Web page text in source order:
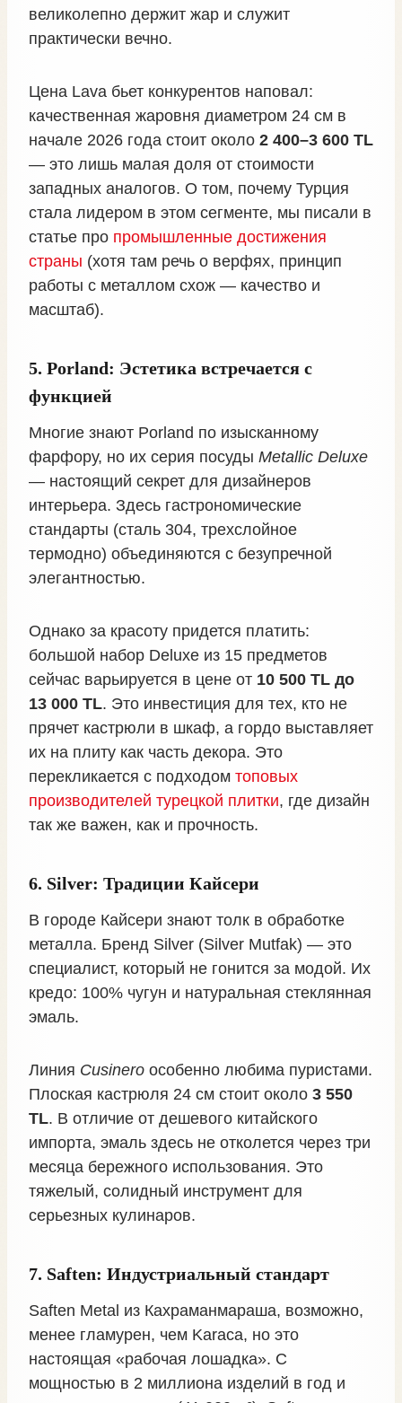
великолепно держит жар и служит
практически вечно.
Цена Lava бьет конкурентов наповал:
качественная жаровня диаметром 24 см в
начале 2026 года стоит около 2 400–3 600 TL
— это лишь малая доля от стоимости
западных аналогов. О том, почему Турция
стала лидером в этом сегменте, мы писали в
статье про промышленные достижения
страны (хотя там речь о верфях, принцип
работы с металлом схож — качество и
масштаб).
5. Porland: Эстетика встречается с
функцией
Многие знают Porland по изысканному
фарфору, но их серия посуды Metallic Deluxe
— настоящий секрет для дизайнеров
интерьера. Здесь гастрономические
стандарты (сталь 304, трехслойное
термодно) объединяются с безупречной
элегантностью.
Однако за красоту придется платить:
большой набор Deluxe из 15 предметов
сейчас варьируется в цене от 10 500 TL до
13 000 TL. Это инвестиция для тех, кто не
прячет кастрюли в шкаф, а гордо выставляет
их на плиту как часть декора. Это
перекликается с подходом топовых
производителей турецкой плитки, где дизайн
так же важен, как и прочность.
6. Silver: Традиции Кайсери
В городе Кайсери знают толк в обработке
металла. Бренд Silver (Silver Mutfak) — это
специалист, который не гонится за модой. Их
кредо: 100% чугун и натуральная стеклянная
эмаль.
Линия Cusinero особенно любима пуристами.
Плоская кастрюля 24 см стоит около 3 550
TL. В отличие от дешевого китайского
импорта, эмаль здесь не отколется через три
месяца бережного использования. Это
тяжелый, солидный инструмент для
серьезных кулинаров.
7. Saften: Индустриальный стандарт
Saften Metal из Кахраманмараша, возможно,
менее гламурен, чем Karaca, но это
настоящая «рабочая лошадка». С
мощностью в 2 миллиона изделий в год и